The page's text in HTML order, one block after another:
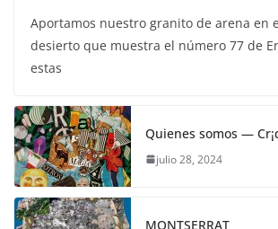
Aportamos nuestro granito de arena en
desierto que muestra el número 77 de
estas
Quienes somos —
julio 28, 2024
MONTSERRAT